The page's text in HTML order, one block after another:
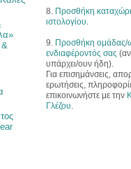
8. Προσθήκη
ιστολογίου.
9. Προσθήκη ομάδας/
ενδιαφέροντός σας
υπάρχει/ουν ήδη).
Για επισημάνσεις,
ερωτήσεις,
επικοινωνήστε με την
Γλέζου.